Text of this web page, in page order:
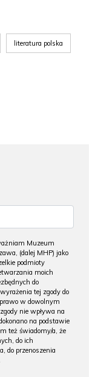
literatura polska
Muzeum
(dalej MHP) jako
podmioty
moich
do
tej zgody do
w dowolnym
nie wpływa na
na podstawie
też świadomy/a, że
do ich
do przenoszenia